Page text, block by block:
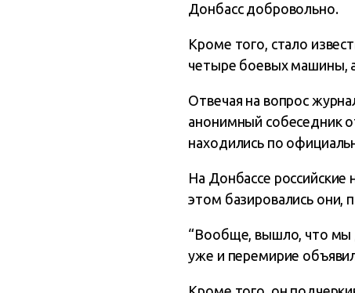
Донбасс добровольно.
Кроме того, стало
четыре боевых машины,
Отвечая на вопрос
анонимный собеседник
находились по
На Донбассе
этом базировались они,
“Вообще, вышло, что мы
уже и перемирие